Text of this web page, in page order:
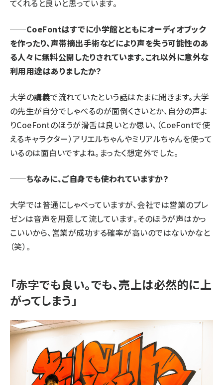
てくれると良いと思っています。
──CoeFontはすでに小学館とともにオーディオブック
を作ったり、声帯摘出手術などにより声を失う可能性のあ
る人々に無料公開したりされています。これ以外に意外な
利用用途はありましたか？
大学の講義で流れていたという話はたまに聞きます。大学
の先生が自分でしゃべるのが面倒くさいとか、自分の声よ
りCoeFontのほうが滑舌は良いとか思い、（CoeFontで使
えるキャラクター）アリエルちゃんやミリアルちゃんを使って
いるのは面白いですよね。まったく想定外でした。
──ちなみに、ご自身でも使われていますか？
大学では普通にしゃべっていますが、会社では営業のプレ
ゼンは音声を用意して流しています。そのほうが声はかっ
こいいから、営業が成功する確率が高いのではないかなと
（笑）。
「赤字でも良い。でも、売上は必然的に上
がってしまう」